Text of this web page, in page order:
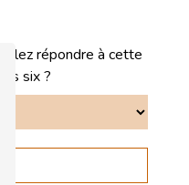
répondre à cette
six ?